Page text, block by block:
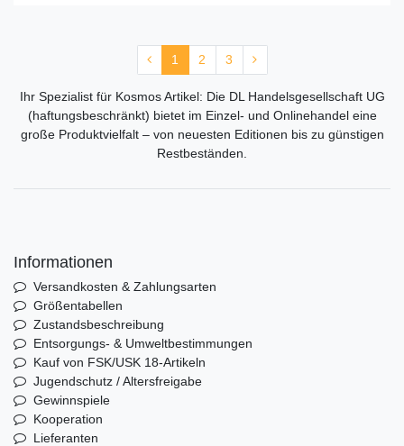
1 2 3
Ihr Spezialist für Kosmos Artikel: Die DL Handelsgesellschaft UG
(haftungsbeschränkt) bietet im Einzel- und Onlinehandel eine
große Produktvielfalt – von neuesten Editionen bis zu günstigen
Restbeständen.
Informationen
Versandkosten & Zahlungsarten
Größentabellen
Zustandsbeschreibung
Entsorgungs- & Umweltbestimmungen
Kauf von FSK/USK 18-Artikeln
Jugendschutz / Altersfreigabe
Gewinnspiele
Kooperation
Lieferanten